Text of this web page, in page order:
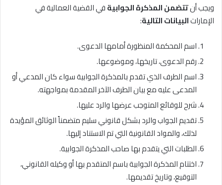
ويجب أنتتضمن المذكرة الجوابيةفي القضية العمالية في
الإماراتالبيانات التالية:
اسم المحكمة المنظورة أمامها الدعوى.
رقم الدعوى، تاريخها، وموضوعها.
اسم الطرف الذي تقدم بالمذكرة الجوابية سواء كان المدعي أو
المدعى عليه مع بيان الطرف الآخر المقدمة بمواجهته.
شرح للوقائع المتوجب عرضها والرد عليها.
تقديم الجواب والرد بشكل قانوني سليم متضمناً الوثائق المؤيدة
لذلك، والمواد القانونية التي تم الاستناد إليها.
الطلبات التي يتقدم بها صاحب المذكرة الجوابية.
اختتام المذكرة الجوابية باسم المتقدم بها أو وكيله القانوني،
التوقيع، وتاريخ تقديمها.